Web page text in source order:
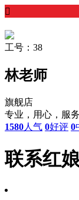

工号：38
林老师
旗舰店
专业，用心，服
1580人气 0好评 0
联系红娘